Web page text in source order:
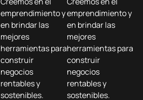
emprendimiento y
en brindar las
mejores
herramientas para
construir
negocios
rentables y
sostenibles.
emprendimiento y
en brindar las
mejores
herramientas para
construir
negocios
rentables y
sostenibles.